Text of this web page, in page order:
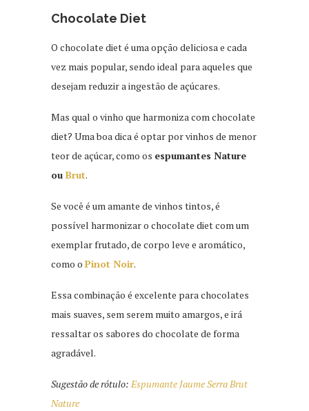
Chocolate Diet
O chocolate diet é uma opção deliciosa e cada
vez mais popular, sendo ideal para aqueles que
desejam reduzir a ingestão de açúcares.
Mas qual o vinho que harmoniza com chocolate
diet? Uma boa dica é optar por vinhos de menor
teor de açúcar, como os espumantes Nature
ou Brut.
Se você é um amante de vinhos tintos, é
possível harmonizar o chocolate diet com um
exemplar frutado, de corpo leve e aromático,
como o Pinot Noir.
Essa combinação é excelente para chocolates
mais suaves, sem serem muito amargos, e irá
ressaltar os sabores do chocolate de forma
agradável.
Sugestão de rótulo: Espumante Jaume Serra Brut
Nature